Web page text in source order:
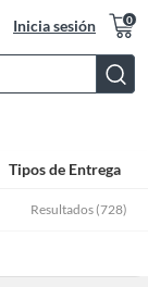
Inicia sesión 0
Bar
Tipos de Entrega
Resultados (728)